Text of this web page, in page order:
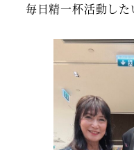
毎日精一杯活動した